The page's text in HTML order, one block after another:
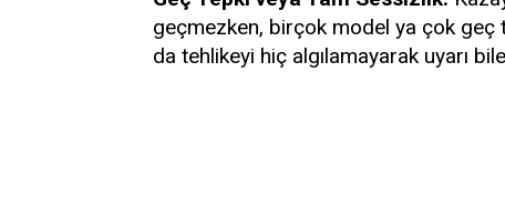
geçmezken, birçok model ya çok geç
da tehlikeyi hiç algılamayarak uyarı